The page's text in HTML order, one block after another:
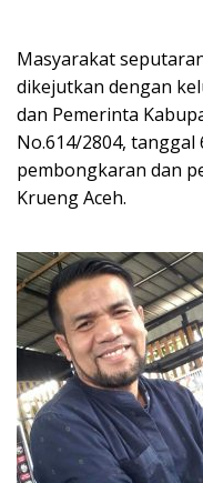
Masyarakat
dikejutkan dengan
dan Pemerinta
No.614/2804, tanggal
pembongkaran dan
Krueng Aceh.